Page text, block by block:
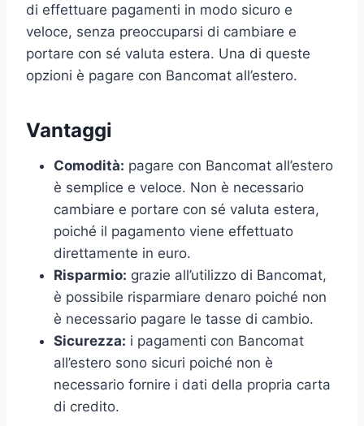
di effettuare pagamenti in modo sicuro e
veloce, senza preoccuparsi di cambiare e
portare con sé valuta estera. Una di queste
opzioni è pagare con Bancomat all’estero.
Vantaggi
Comodità: pagare con Bancomat all’estero
è semplice e veloce. Non è necessario
cambiare e portare con sé valuta estera,
poiché il pagamento viene effettuato
direttamente in euro.
Risparmio: grazie all’utilizzo di Bancomat,
è possibile risparmiare denaro poiché non
è necessario pagare le tasse di cambio.
Sicurezza: i pagamenti con Bancomat
all’estero sono sicuri poiché non è
necessario fornire i dati della propria carta
di credito.